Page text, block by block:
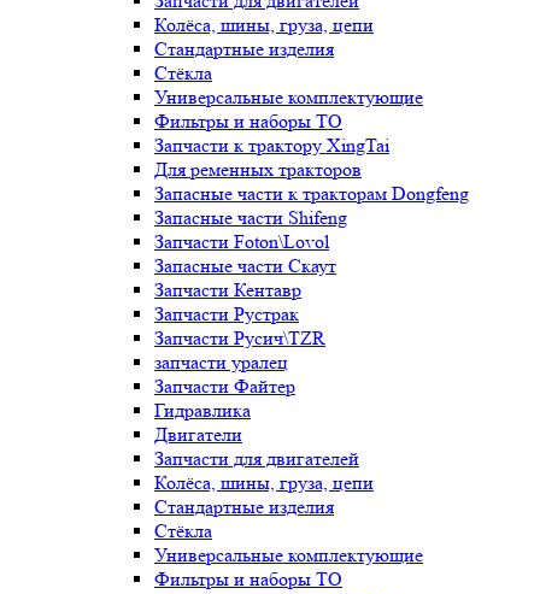
Колёса, шины, груза, цепи
Стандартные изделия
Стёкла
Универсальные комплектующие
Фильтры и наборы ТО
Запчасти к трактору XingTai
Для ременных тракторов
Запасные части к тракторам Dongfeng
Запасные части Shifeng
Запчасти Foton\Lovol
Запасные части Скаут
Запчасти Кентавр
Запчасти Рустрак
Запчасти Русич\TZR
запчасти уралец
Запчасти Файтер
Гидравлика
Двигатели
Запчасти для двигателей
Колёса, шины, груза, цепи
Стандартные изделия
Стёкла
Универсальные комплектующие
Фильтры и наборы ТО